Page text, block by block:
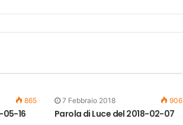
865
05-16
7 Febbraio 2018 906
Parola di Luce del 2018-02-07